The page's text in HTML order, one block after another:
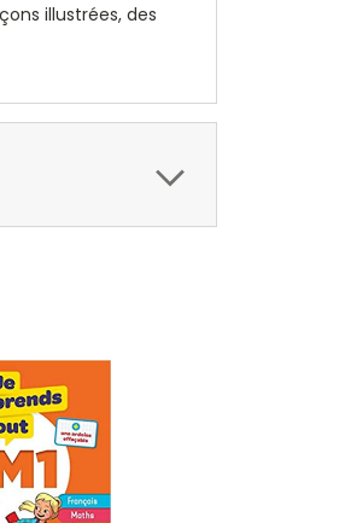
illustrées, des